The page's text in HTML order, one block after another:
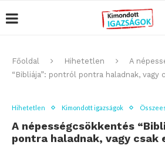
Főoldal Hihetetlen
A
“Bibliája”: pontról pontra haladnak, vagy
Hihetetlen Kimondott igazságok
A népességcsökkentés
pontra haladnak, vagy csak